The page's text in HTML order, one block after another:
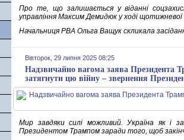
Про те, що залишається у віданні
управління Максим Демидюк у ході щотижневої
Начальниця РВА Ольга Ващук скликала
Вівторок, 29 липня 2025 08:25
Надзвичайно вагома заява Президента
затягнути цю війну – звернення
Мир завдяки силі можливий. Україна як і
Президентом Трампом заради того, щоб